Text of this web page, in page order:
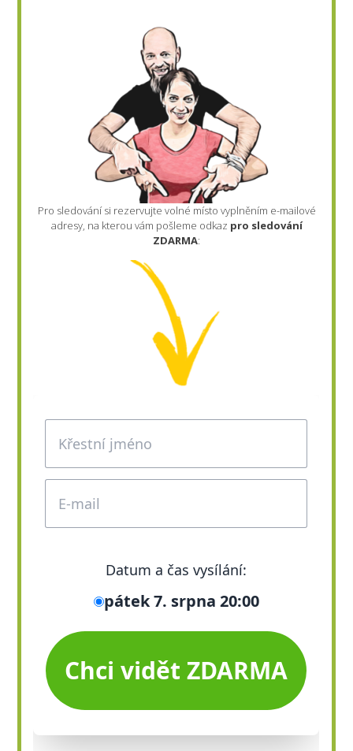
Pro sledování si rezervujte volné místo vyplněním e-mailové
adresy, na kterou vám pošleme odkaz pro sledování
ZDARMA: